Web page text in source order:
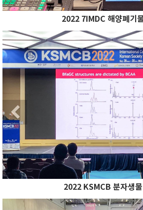
2022 7IMDC 해양폐기
Previous
Previous
2022 KSMCB 분자생물